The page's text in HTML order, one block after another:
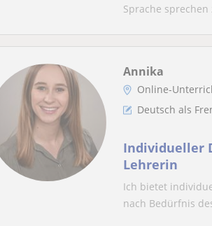
Sprache
Annika
Online-
Deutsch als
Individueller
Lehrerin
Ich bietet
nach Bedürfnis